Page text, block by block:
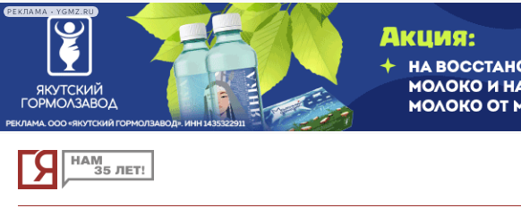
РЕКЛАМА • YGMZ.RU